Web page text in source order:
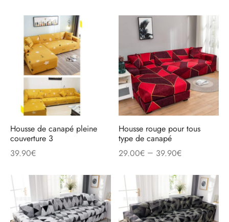
Housse de canapé pleine
couverture 3
39.90€
Housse rouge pour tous
type de canapé
29.00€– 39.90€